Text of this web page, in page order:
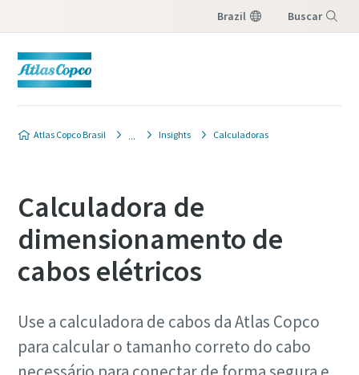
Brazil Buscar
Atlas Copco Brasil Insights Calculadoras
Calculadora de
dimensionamento de
cabos elétricos
Use a calculadora de cabos da Atlas Copco
para calcular o tamanho correto do cabo